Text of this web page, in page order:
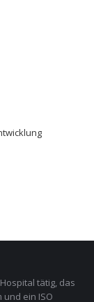
tätig, das
und ein ISO